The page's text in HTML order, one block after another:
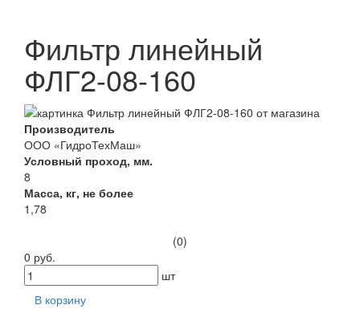
Фильтр линейный
ФЛГ2-08-160
Производитель
ООО «ГидроТехМаш»
Условный проход, мм.
8
Масса, кг, не более
1,78
(0)
0 руб.
шт
В корзину